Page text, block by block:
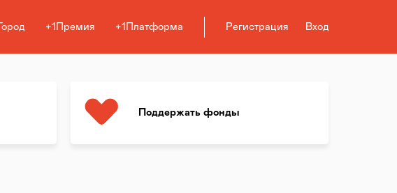
+1Премия +1Платформа Регистрация Вход
Поддержать фонды